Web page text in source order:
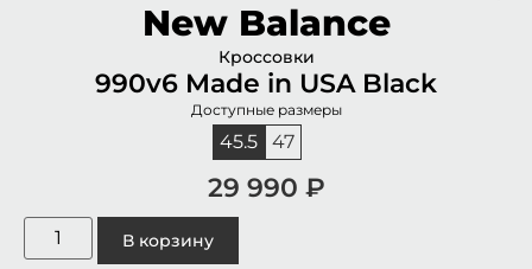
New Balance
Кроссовки
990v6 Made in USA Black
Доступные размеры
45.5 47
29 990 ₽
В корзину